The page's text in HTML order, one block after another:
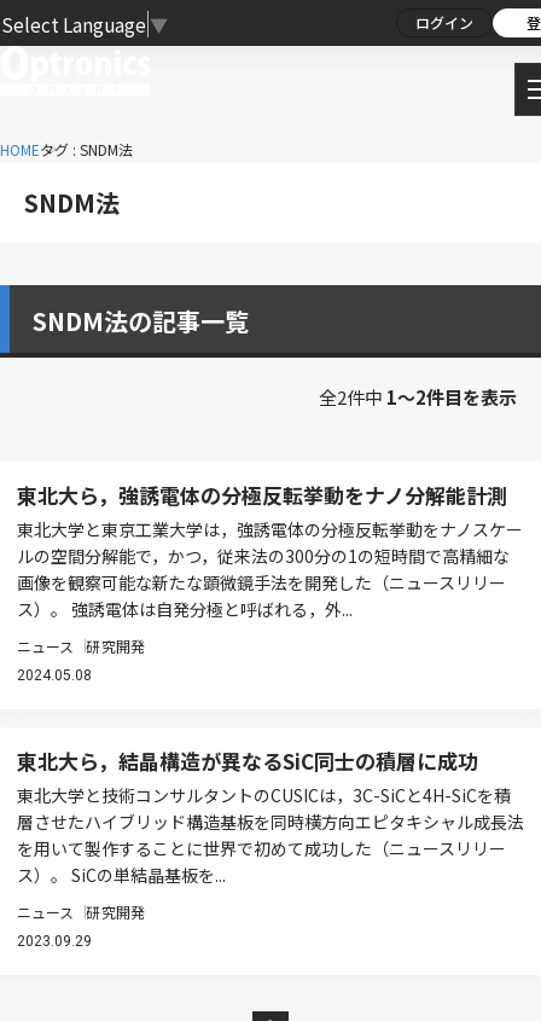
Select Language ▼ ログイン
HOMEタグ : SNDM法
SNDM法
SNDM法の記事一覧
全2件中 1〜2件目を表示
東北大ら，強誘電体の分極反転挙動をナノ分解能計測
東北大学と東京工業大学は，強誘電体の分極反転挙動をナノスケー
ルの空間分解能で，かつ，従来法の300分の1の短時間で高精細な
画像を観察可能な新たな顕微鏡手法を開発した（ニュースリリー
ス）。 強誘電体は自発分極と呼ばれる，外...
ニュース 研究開発
2024.05.08
東北大ら，結晶構造が異なるSiC同士の積層に成功
東北大学と技術コンサルタントのCUSICは，3C-SiCと4H-SiCを積
層させたハイブリッド構造基板を同時横方向エピタキシャル成長法
を用いて製作することに世界で初めて成功した（ニュースリリー
ス）。 SiCの単結晶基板を...
ニュース 研究開発
2023.09.29